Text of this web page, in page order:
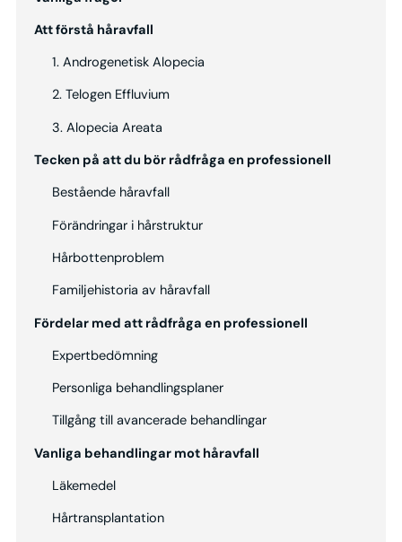
Att förstå håravfall
1. Androgenetisk Alopecia
2. Telogen Effluvium
3. Alopecia Areata
Tecken på att du bör rådfråga en professionell
Bestående håravfall
Förändringar i hårstruktur
Hårbottenproblem
Familjehistoria av håravfall
Fördelar med att rådfråga en professionell
Expertbedömning
Personliga behandlingsplaner
Tillgång till avancerade behandlingar
Vanliga behandlingar mot håravfall
Läkemedel
Hårtransplantation